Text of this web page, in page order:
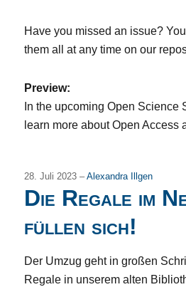
Have you missed an issue?
them all at any time on our
Preview:
In the upcoming Open Science
learn more about Open Access
28. Juli 2023 –Alexandra Illgen
Die Regale im
füllen sich!
Der Umzug geht in großen
Regale in unserem alten